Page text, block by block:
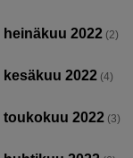
heinäkuu 2022 (2)
kesäkuu 2022 (4)
toukokuu 2022 (3)